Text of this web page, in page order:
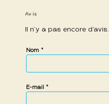
Avis
Il n’y a pas encore d’avis.
Nom *
E-mail *